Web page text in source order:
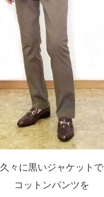
久々に黒いジャケットで
コットンパンツを